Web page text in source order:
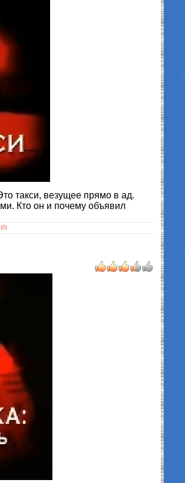
такси, везущее прямо в ад.
Кто он и почему объявил